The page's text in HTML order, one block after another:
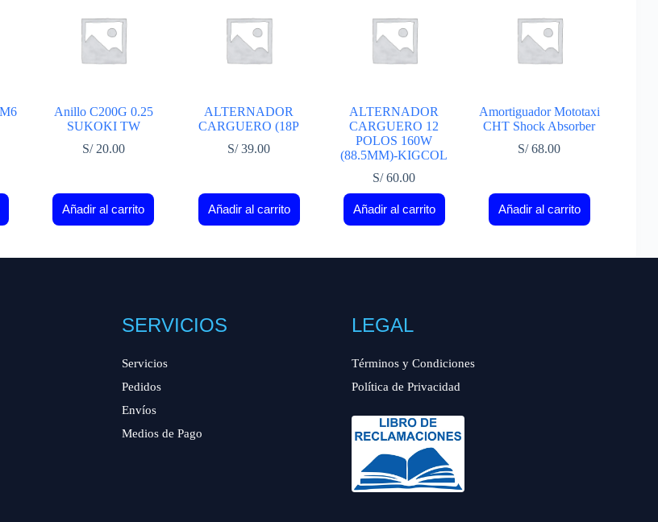
Anillo C200G 0.25
SUKOKI TW
S/20.00
Añadir al carrito
ALTERNADOR
CARGUERO (18P
S/39.00
Añadir al carrito
ALTERNADOR
CARGUERO 12
POLOS 160W
(88.5MM)-KIGCOL
S/60.00
Añadir al carrito
Amortiguador Mototaxi
CHT Shock Absorber
S/68.00
Añadir al carrito
SERVICIOS
Servicios
Pedidos
Envíos
Medios de Pago
LEGAL
Términos y Condiciones
Política de Privacidad